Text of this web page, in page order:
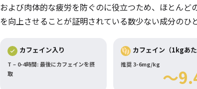
および肉体的な疲労を防ぐのに役立つため、ほとんど
を向上させることが証明されている数少ない成分のひと
カフェイン入り
T – 0-4時間: 最後にカフェインを摂
取
カフェイン（1kgあた
推奨 3-6mg/kg
～